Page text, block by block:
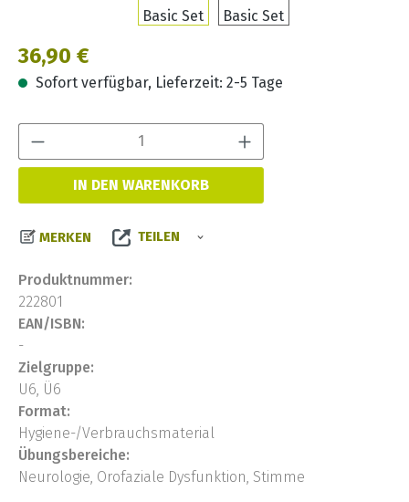
Regulärer Preis:
36,90 €
Sofort verfügbar, Lieferzeit: 2-5 Tage
IN DEN WARENKORB
MERKEN TEILEN
Produktnummer:
222801
EAN/ISBN:
-
Zielgruppe:
U6, Ü6
Format:
Hygiene-/Verbrauchsmaterial
Übungsbereiche:
Neurologie, Orofaziale Dysfunktion, Stimme